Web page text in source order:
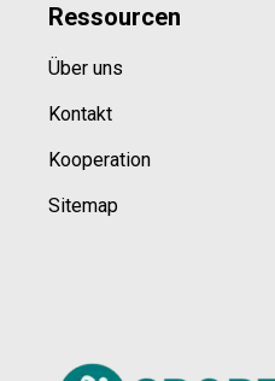
Ressourcen
Über uns
Kontakt
Kooperation
Sitemap